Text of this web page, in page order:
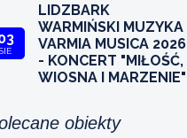
SIE
LIDZBARK
WARMIŃSKI MUZYKA
VARMIA MUSICA 2026
- KONCERT "MIŁOŚĆ,
WIOSNA I MARZENIE"
obiekty